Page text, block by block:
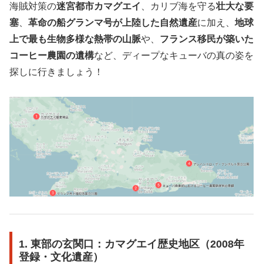
海賊対策の迷宮都市カマグエイ 、カリブ海を守る壮大な要
塞
革命の船グランマ号が上陸した自然遺産に加え、 地球
上で最も生物多様な熱帯の山脈や、 フランス移民が築いた
コーヒー農園の遺構など、ディープなキューバの真の姿を
探しに行きましょう！
1. 東部の玄関口：カマグエイ歴史地区（2008年
登録・文化遺産）